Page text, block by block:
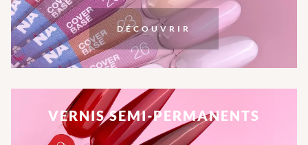
DÉCOUVRIR
VERNIS SEMI-PERMANENTS